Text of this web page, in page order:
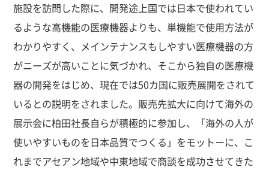
施設を訪問した際に、開発途上国では日本で使われてい
るような高機能の医療機器よりも、単機能で使用方法が
わかりやすく、メインテナンスもしやすい医療機器の方
がニーズが高いことに気づかれ、そこから独自の医療機
器の開発をはじめ、現在では50カ国に販売展開をされて
いるとの説明をされました。販売先拡大に向けて海外の
展示会に柏田社長自らが積極的に参加し、「海外の人が
使いやすいものを日本品質でつくる」をモットーに、こ
れまでアセアン地域や中東地域で商談を成功させてきた